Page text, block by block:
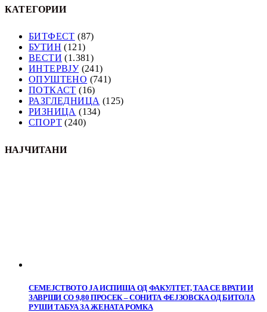
КАТЕГОРИИ
БИТФЕСТ (87)
БУТИН (121)
ВЕСТИ (1.381)
ИНТЕРВЈУ(241)
ОПУШТЕНО (741)
ПОТКАСТ (16)
РАЗГЛЕДНИЦА (125)
РИЗНИЦА (134)
СПОРТ (240)
НАЈЧИТАНИ
СЕМЕЈСТВОТО ЈА ИСПИША ОД ФАКУЛТЕТ, ТАА СЕ ВРАТИ И
ЗАВРШИ СО 9,80 ПРОСЕК – СОНИТА ФЕЈЗОВСКА ОД БИТОЛА
РУШИ ТАБУА ЗА ЖЕНАТА РОМКА